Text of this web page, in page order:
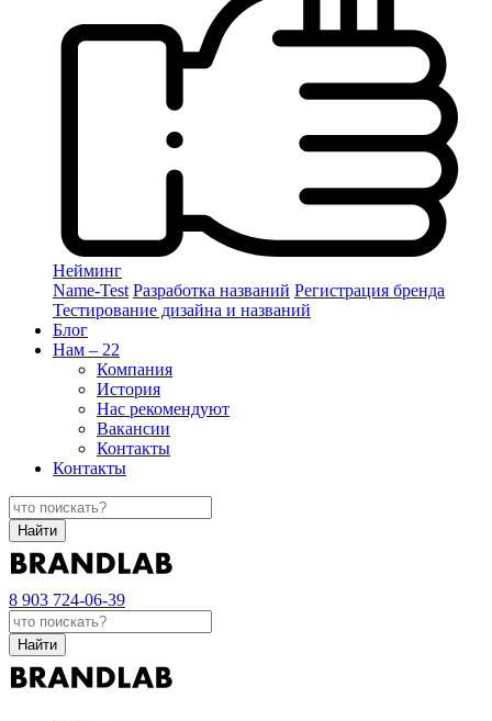
Нейминг
Name-Test Разработка названий Регистрация бренда
Тестирование дизайна и названий
Блог
Нам – 22
Компания
История
Нас рекомендуют
Вакансии
Контакты
Контакты
Найти
8 903 724-06-39
Найти